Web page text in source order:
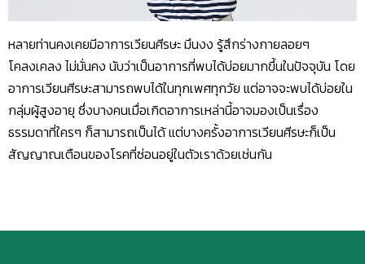
หลายท่านคงเคยมีอาการเวียนศีรษะ มึนงง รู้สึกร่างกายลอยๆ
โคลงเคลง ไม่มั่นคง นับว่าเป็นอาการที่พบได้บ่อยมากขึ้นในปัจจุบัน โดย
อาการเวียนศีรษะสามารถพบได้ในทุกเพศทุกวัย แต่อาจจะพบได้บ่อยใน
กลุ่มผู้สูงอายุ ซึ่งบางคนเมื่อเกิดอาการเหล่านี้อาจมองเป็นเรื่อง
ธรรมดาที่ใครๆ ก็สามารถเป็นได้ แต่บางครั้งอาการเวียนศีรษะก็เป็น
สัญญาณเตือนของโรคที่ซ่อนอยู่ในตัวเราด้วยเช่นกัน